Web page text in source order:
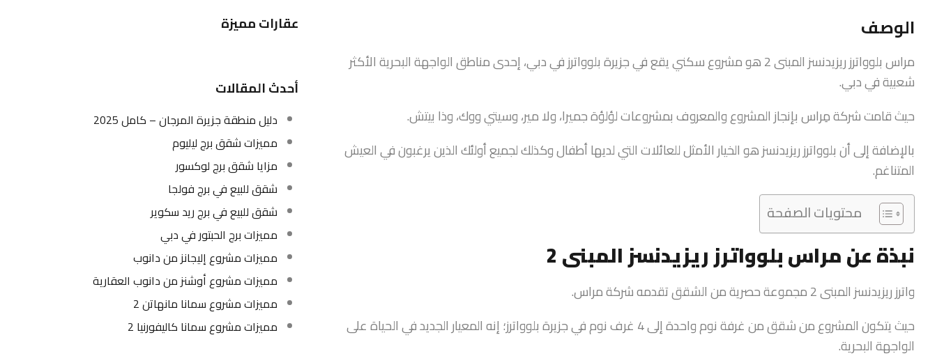
الوصف
مراس بلوواترز ريزيدنسز المبنى 2 هو مشروع سكني يقع في جزيرة بلوواترز في دبي، إحدى مناطق الواجهة البحرية الأكثر
شعبية في دبي.
حيث قامت شركة مِراس بإنجاز المشروع والمعروف بمشروعات لؤلؤة جميرا، ولا مير، وسيتي ووك، وذا بيتش.
بالإضافة إلى أن بلوواترز ريزيدنسز هو الخيار الأمثل للعائلات التي لديها أطفال وكذلك لجميع أولئك الذين يرغبون في العيش
المتناغم.
محتويات الصفحة
نبذة عن مراس بلوواترز ريزيدنسز المبنى 2
واترز ريزيدنسز المبنى 2 مجموعة حصرية من الشقق تقدمه شركة مراس.
حيث يتكون المشروع من شقق من غرفة نوم واحدة إلى 4 غرف نوم في جزيرة بلوواترز؛ إنه المعيار الجديد في الحياة على
الواجهة البحرية.
عقارات مميزة
أحدث المقالات
دليل منطقة جزيرة المرجان – كامل 2025
مميزات شقق برج ليليوم
مزايا شقق برج لوكسور
شقق للبيع في برج فولجا
شقق للبيع في برج ريد سكوير
مميزات برج الحبتور في دبي
مميزات مشروع إليجانز من دانوب
مميزات مشروع أوشنز من دانوب العقارية
مميزات مشروع سمانا مانهاتن 2
مميزات مشروع سمانا كاليفورنيا 2